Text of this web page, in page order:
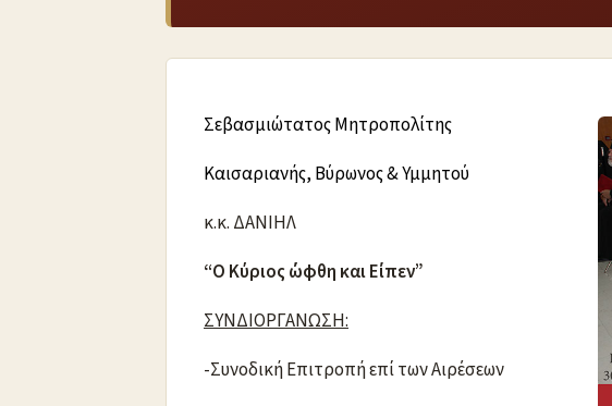
Σεβασμιώτατος Μητροπολίτης
Καισαριανής, Βύρωνος & Υμμητού
κ.κ. ΔΑΝΙΗΛ
“Ο Κύριος ώφθη και Είπεν”
ΣΥΝΔΙΟΡΓΑΝΩΣΗ:
-Συνοδική Επιτροπή επί των Αιρέσεων